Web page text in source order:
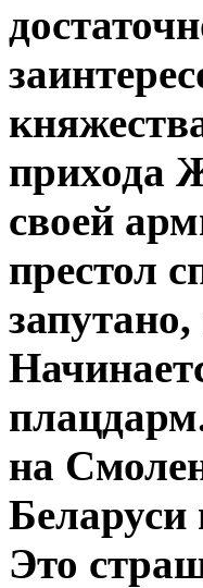
прихода
своей
престол
на
Беларуси
Это